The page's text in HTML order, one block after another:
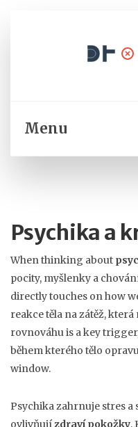
Menu
Psychika a
When thinking about
pocity, myšlenky a
directly touches on how
reakce těla na zátěž,
rovnováhuis a key
během kterého tělo
window.
Psychika zahrnuje stres
ovlivňujízdraví pokožky.